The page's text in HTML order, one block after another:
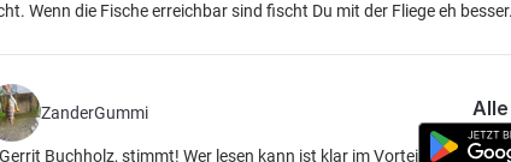
Wenn die Fische erreichbar sind fischt Du mit der Fliege eh
ZanderGummi
Buchholz, stimmt! Wer lesen kann ist klar im Vorteil 😁